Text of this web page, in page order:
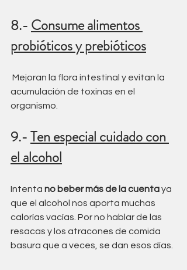
8.- Consume alimentos
probióticos y prebióticos
acumulación de toxinas en el
organismo.
9.- Ten especial cuidado con
el alcohol
Intenta no beber más de la cuenta ya
que el alcohol nos aporta muchas
calorías vacías. Por no hablar de las
resacas y los atracones de comida
basura que a veces, se dan esos días.